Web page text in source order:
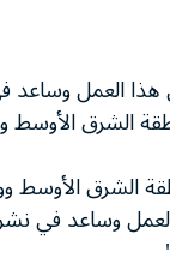
العمل وساعد
الشرق
الشرق
وساعد في نشر